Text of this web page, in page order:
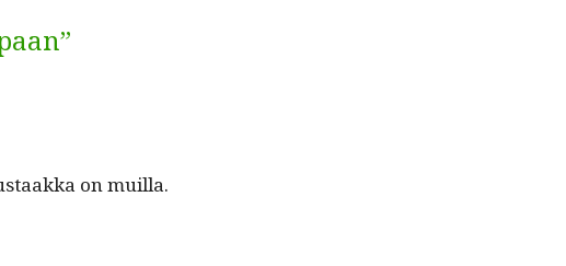
on muilla.